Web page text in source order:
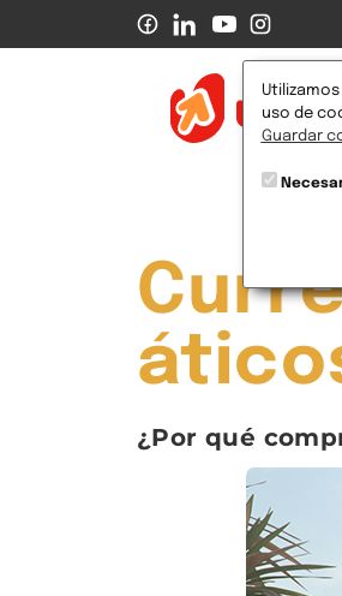
¿Por qué
uso de
Guardar